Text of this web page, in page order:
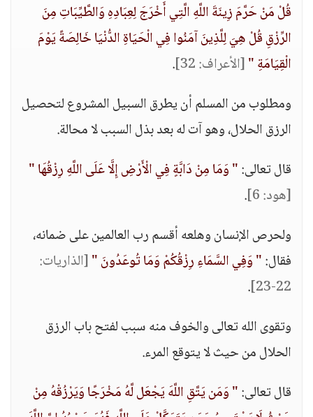
قُلْ مَنْ حَرَّمَ زِينَةَ اللَّهِ الَّتِي أَخْرَجَ لِعِبَادِهِ وَالطَّيِّبَاتِ مِنَ
الرِّزْقِ قُلْ هِيَ لِلَّذِينَ آمَنُوا فِي الْحَيَاةِ الدُّنْيَا خَالِصَةً يَوْمَ
الْقِيَامَةِ "[الأعراف: 32]
.
ومطلوب من المسلم أن يطرق السبيل المشروع لتحصيل
الرزق الحلال، وهو آت له بعد بذل السبب لا محالة.
قال تعالى:" وَمَا مِنْ دَابَّةٍ فِي الْأَرْضِ إِلَّا عَلَى اللَّهِ رِزْقُهَا "
[هود: 6]
.
ولحرص الإنسان وهلعه أقسم رب العالمين على ضمانه،
فقال:" وَفِي السَّمَاءِ رِزْقُكُمْ وَمَا تُوعَدُونَ "[الذاريات:
22-23]
.
وتقوى الله تعالى والخوف منه سبب لفتح باب الرزق
الحلال من حيث لا يتوقع المرء.
قال تعالى:" وَمَن يَتَّقِ اللَّهَ يَجْعَل لَّهُ مَخْرَجًا وَيَرْزُقْهُ مِنْ